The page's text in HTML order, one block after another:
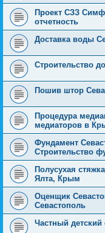
Проект СЗЗ
отчетность
Доставка воды
Строительство
Пошив штор
Процедура
медиаторов в
Фундамент
Строительство
Полусухая
Ялта, Крым
Оценщик
Севастополь
Частный детский